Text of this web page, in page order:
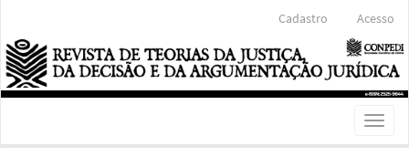
Conteúdo
principal
Barra
Lateral
Cadastro Acesso
Toggle